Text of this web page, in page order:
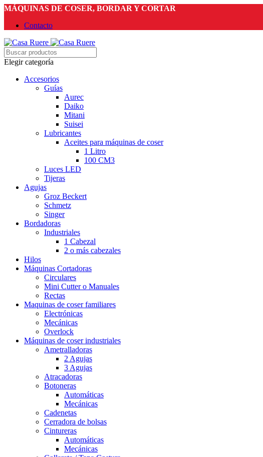
MÁQUINAS DE COSER, BORDAR Y CORTAR
Contacto
Elegir categoría
Accesorios
Guías
Aurec
Daiko
Mitani
Suisei
Lubricantes
Aceites para máquinas de coser
1 Litro
100 CM3
Luces LED
Tijeras
Agujas
Groz Beckert
Schmetz
Singer
Bordadoras
Industriales
1 Cabezal
2 o más cabezales
Hilos
Máquinas Cortadoras
Circulares
Mini Cutter o Manuales
Rectas
Maquinas de coser familiares
Electrónicas
Mecánicas
Overlock
Máquinas de coser industriales
Ametralladoras
2 Agujas
3 Agujas
Atracadoras
Botoneras
Automáticas
Mecánicas
Cadenetas
Cerradora de bolsas
Cintureras
Automáticas
Mecánicas